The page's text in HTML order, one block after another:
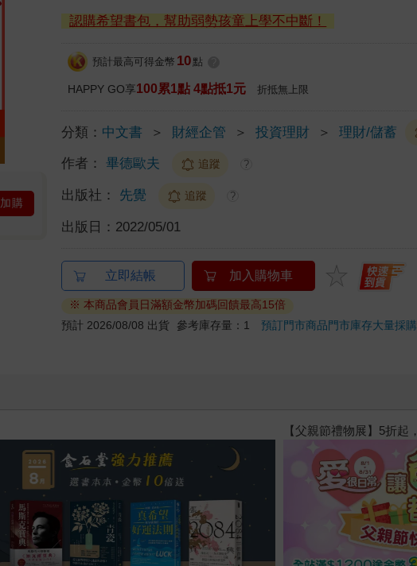
加購
認購希望書包，幫助弱勢孩童上學不中斷！
預計最高可得金幣 10 點
HAPPY GO享100累1點 4點抵1元 折抵無上限
分類： 中文書 ＞ 財經企管 ＞ 投資理財 ＞ 理財/儲蓄
作者： 畢德歐夫 追蹤 ?
出版社： 先覺 追蹤 ?
出版日： 2022/05/01
立即結帳 加入購物車
※ 本商品會員日滿額金幣加碼回饋最高15倍
預計 2026/08/08 出貨 參考庫存量：1預訂門市商品門市庫存大量採購